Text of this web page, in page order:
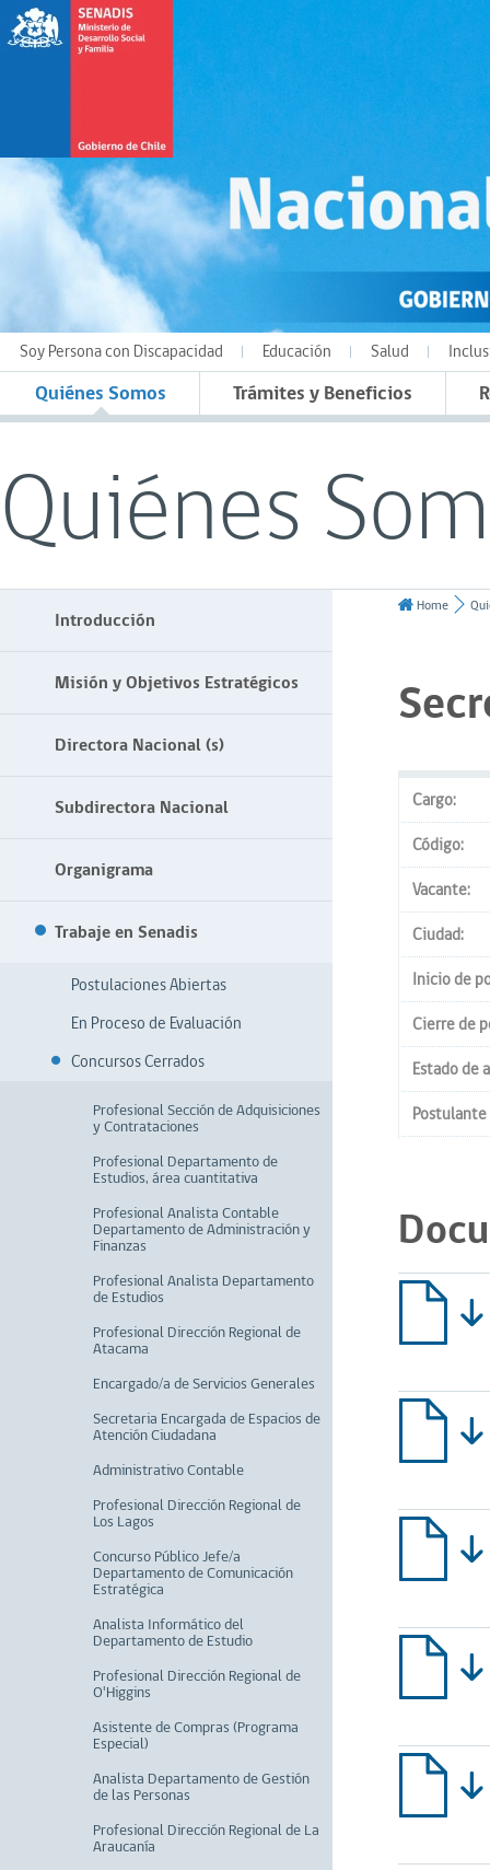
Soy Persona con Discapacidad Educación Salud
Quiénes Somos Trámites y Beneficios
Quiénes
Introducción
Misión y Objetivos Estratégicos
Directora Nacional (s)
Subdirectora Nacional
Organigrama
Trabaje en Senadis
Postulaciones Abiertas
En Proceso de Evaluación
Concursos Cerrados
Profesional Sección de Adquisiciones
y Contrataciones
Profesional Departamento de
Estudios, área cuantitativa
Profesional Analista Contable
Departamento de Administración y
Finanzas
Profesional Analista Departamento
de Estudios
Profesional Dirección Regional de
Atacama
Encargado/a de Servicios Generales
Secretaria Encargada de Espacios de
Atención Ciudadana
Administrativo Contable
Profesional Dirección Regional de
Los Lagos
Concurso Público Jefe/a
Departamento de Comunicación
Estratégica
Analista Informático del
Departamento de Estudio
Profesional Dirección Regional de
O'Higgins
Asistente de Compras (Programa
Especial)
Analista Departamento de Gestión
de las Personas
Profesional Dirección Regional de La
Araucanía
Home
Cargo:
Código:
Vacante:
Ciudad:
Inicio de
Cierre de
Estado de